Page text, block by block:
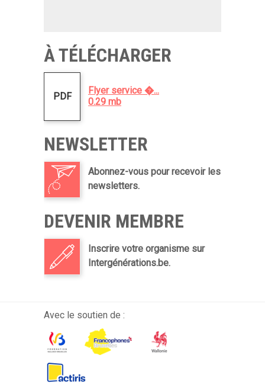
À TÉLÉCHARGER
PDF
Flyer service �...
0.29 mb
NEWSLETTER
Abonnez-vous pour recevoir les
newsletters.
DEVENIR MEMBRE
Inscrire votre organisme sur
Intergénérations.be.
Avec le soutien de :